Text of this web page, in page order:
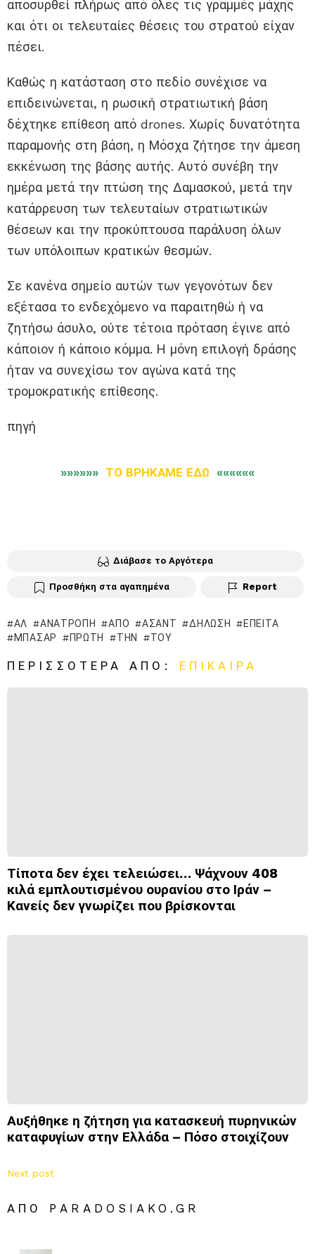
αποσυρθεί πλήρως από όλες τις γραμμές μάχης
και ότι οι τελευταίες θέσεις του στρατού είχαν
πέσει.
Καθώς η κατάσταση στο πεδίο συνέχισε να
επιδεινώνεται, η ρωσική στρατιωτική βάση
δέχτηκε επίθεση από drones. Χωρίς δυνατότητα
παραμονής στη βάση, η Μόσχα ζήτησε την άμεση
εκκένωση της βάσης αυτής. Αυτό συνέβη την
ημέρα μετά την πτώση της Δαμασκού, μετά την
κατάρρευση των τελευταίων στρατιωτικών
θέσεων και την προκύπτουσα παράλυση όλων
των υπόλοιπων κρατικών θεσμών.
Σε κανένα σημείο αυτών των γεγονότων δεν
εξέτασα το ενδεχόμενο να παραιτηθώ ή να
ζητήσω άσυλο, ούτε τέτοια πρόταση έγινε από
κάποιον ή κάποιο κόμμα. Η μόνη επιλογή δράσης
ήταν να συνεχίσω τον αγώνα κατά της
τρομοκρατικής επίθεσης.
πηγή
»»»»»» ΤΟ ΒΡΗΚΑΜΕ ΕΔΩ ««««««
Διάβασε το Αργότερα
Προσθήκη στα αγαπημένα Report
ΑΛ ΑΝΑΤΡΟΠΉ ΑΠΌ ΆΣΑΝΤ ΔΉΛΩΣΗ
ΈΠΕΙΤΑ
ΜΠΑΣΆΡ
ΠΡΏΤΗ ΤΗΝ ΤΟΥ
ΠΕΡΙΣΣΌΤΕΡΑ ΑΠΌ: ΕΠΊΚΑΙΡΑ
Τίποτα δεν έχει τελειώσει… Ψάχνουν 408
κιλά εμπλουτισμένου ουρανίου στο Ιράν –
Κανείς δεν γνωρίζει που βρίσκονται
Αυξήθηκε η ζήτηση για κατασκευή πυρηνικών
καταφυγίων στην Ελλάδα – Πόσο στοιχίζουν
Next post
ΑΠΌ PARADOSIAKO.GR